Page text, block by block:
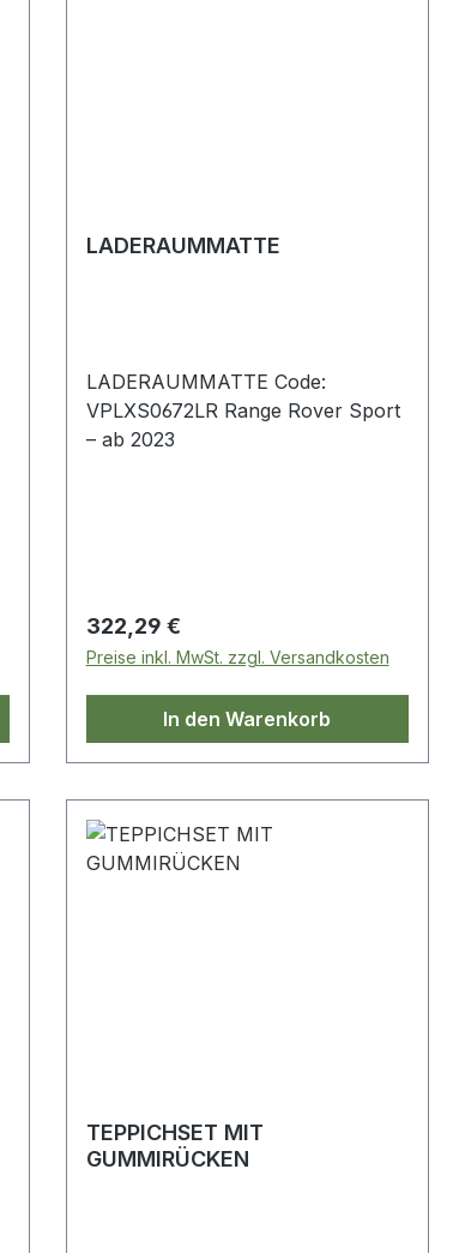
LADERAUMMATTE
LADERAUMMATTE Code:
VPLXS0672LR Range Rover Sport
– ab 2023
Regulärer Preis:
322,29 €
Preise inkl. MwSt. zzgl. Versandkosten
In den Warenkorb
TEPPICHSET MIT
GUMMIRÜCKEN